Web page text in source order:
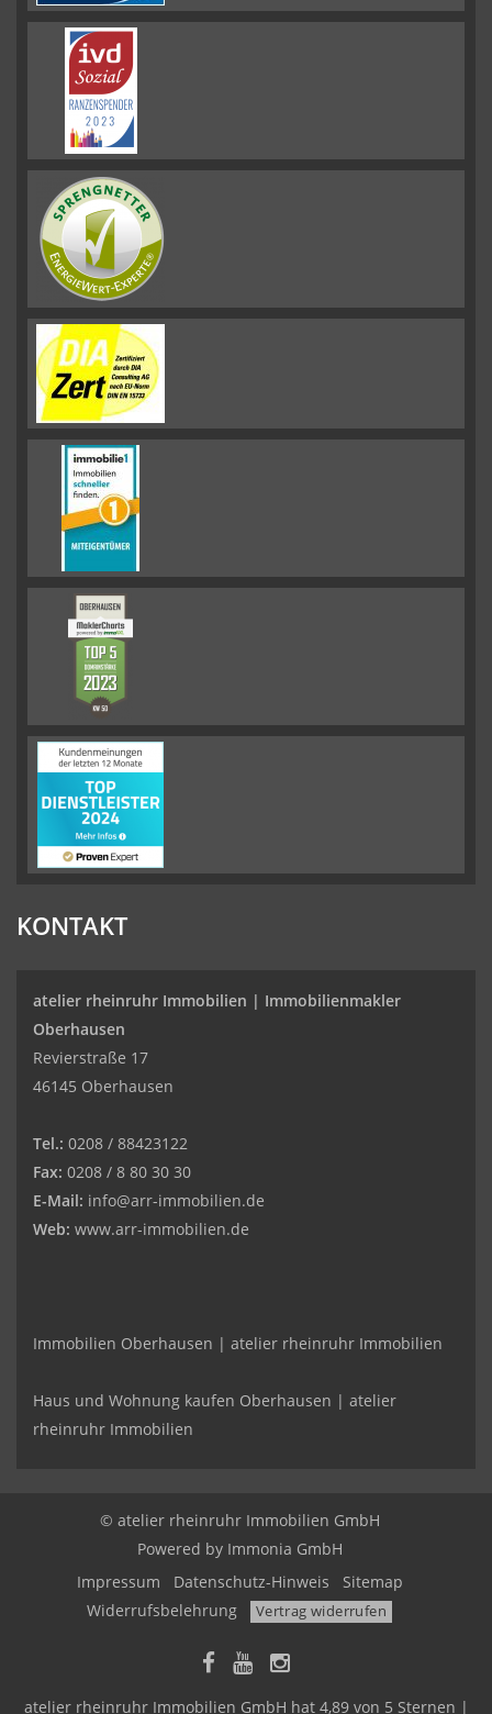
KONTAKT
atelier rheinruhr Immobilien | Immobilienmakler
Oberhausen
Revierstraße 17
46145 Oberhausen
Tel.: 0208 / 88423122
Fax: 0208 / 8 80 30 30
E-Mail: info@arr-immobilien.de
Web: www.arr-immobilien.de
Immobilien Oberhausen | atelier rheinruhr Immobilien
Haus und Wohnung kaufen Oberhausen | atelier
rheinruhr Immobilien
© atelier rheinruhr Immobilien GmbH
Powered by Immonia GmbH
Impressum
Datenschutz-Hinweis
Sitemap
Widerrufsbelehrung
Vertrag widerrufen
atelier rheinruhr Immobilien GmbH hat 4,89von 5 Sternen |